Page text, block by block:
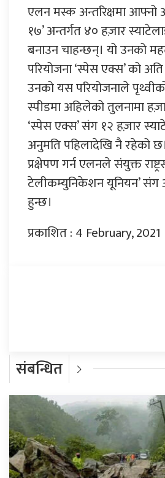
एलन मस्क अन्तरिक्षमा आफ्नो
१७’ अन्तर्गत ४० हज़ार
बनाउन चाहन्छन्। यो उनको
परियोजना ‘स्पेस एक्स’ को अति
उनको यस परियोजनाले
स्पीडमा अहिलेको तुलनामा
‘स्पेस एक्स’ संग १२ हज़ार
अनुमति पहिलादेखि नै रहेको
प्रक्षेपण गर्न एलनले संयुक्त
टेलीकम्युनिकेशन यूनियन’ संग
हुन्छ।
प्रकाशित : 4 February, 2021
संबन्धित